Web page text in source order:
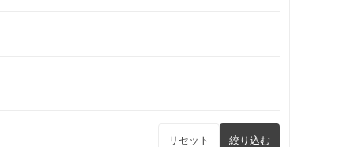
リセット 絞り込む